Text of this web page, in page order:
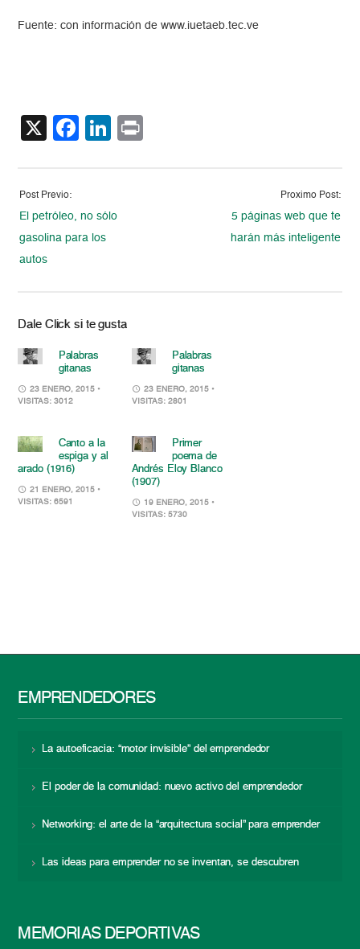
Fuente: con información de www.iuetaeb.tec.ve
X Facebook
LinkedIn
Post Previo:
El petróleo, no sólo
gasolina para los
autos
Proximo Post:
5 páginas web que te
harán más inteligente
Dale Click si te gusta
Palabras
gitanas
23 ENERO, 2015 •
VISITAS: 3012
Palabras
gitanas
23 ENERO, 2015 •
VISITAS: 2801
Canto a la
espiga y al
arado (1916)
21 ENERO, 2015 •
VISITAS: 6591
Primer
poema de
Andrés Eloy Blanco
(1907)
19 ENERO, 2015 •
VISITAS: 5730
EMPRENDEDORES
La autoeficacia: “motor invisible” del emprendedor
El poder de la comunidad: nuevo activo del emprendedor
Networking: el arte de la “arquitectura social” para emprender
Las ideas para emprender no se inventan, se descubren
MEMORIAS DEPORTIVAS